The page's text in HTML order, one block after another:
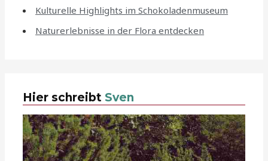
Kulturelle Highlights im Schokoladenmuseum
Naturerlebnisse in der Flora entdecken
Hier schreibt Sven